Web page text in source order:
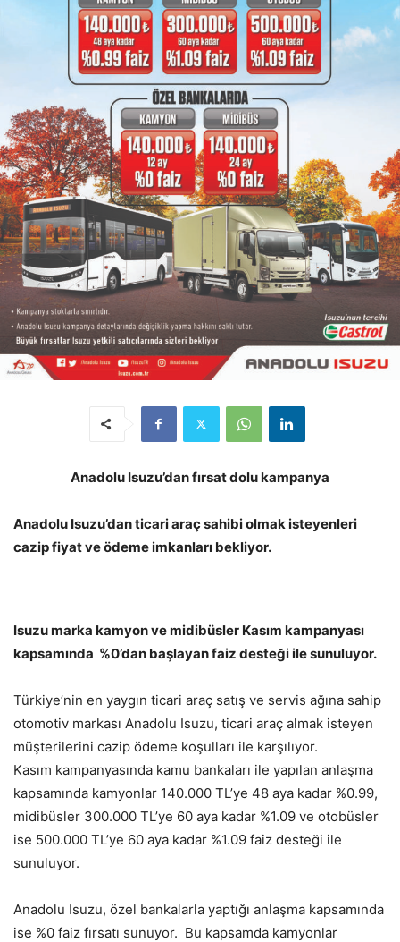
Anadolu Isuzu’dan fırsat dolu kampanya
Anadolu Isuzu’dan ticari araç sahibi olmak isteyenleri
cazip fiyat ve ödeme imkanları bekliyor.
Isuzu marka kamyon ve midibüsler Kasım kampanyası
kapsamında %0’dan başlayan faiz desteği ile sunuluyor.
Türkiye’nin en yaygın ticari araç satış ve servis ağına sahip
otomotiv markası Anadolu Isuzu, ticari araç almak isteyen
müşterilerini cazip ödeme koşulları ile karşılıyor.
Kasım kampanyasında kamu bankaları ile yapılan anlaşma
kapsamında kamyonlar 140.000 TL’ye 48 aya kadar %0.99,
midibüsler 300.000 TL’ye 60 aya kadar %1.09 ve otobüsler
ise 500.000 TL’ye 60 aya kadar %1.09 faiz desteği ile
sunuluyor.
Anadolu Isuzu, özel bankalarla yaptığı anlaşma kapsamında
ise %0 faiz fırsatı sunuyor. Bu kapsamda kamyonlar